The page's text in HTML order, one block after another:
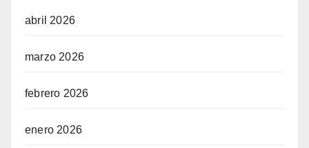
abril 2026
marzo 2026
febrero 2026
enero 2026